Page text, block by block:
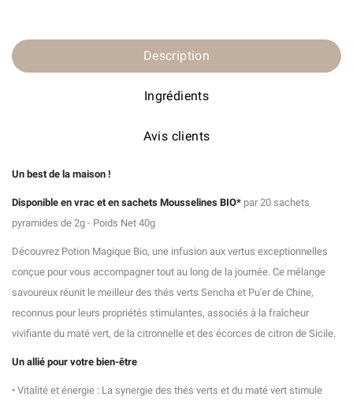
Description
Ingrédients
Avis clients
Un best de la maison !
Disponible en vrac et en sachets Mousselines BIO* par 20 sachets
pyramides de 2g - Poids Net 40g
Découvrez Potion Magique Bio, une infusion aux vertus exceptionnelles
conçue pour vous accompagner tout au long de la journée. Ce mélange
savoureux réunit le meilleur des thés verts Sencha et Pu'er de Chine,
reconnus pour leurs propriétés stimulantes, associés à la fraîcheur
vivifiante du maté vert, de la citronnelle et des écorces de citron de Sicile.
Un allié pour votre bien-être
• Vitalité et énergie : La synergie des thés verts et du maté vert stimule